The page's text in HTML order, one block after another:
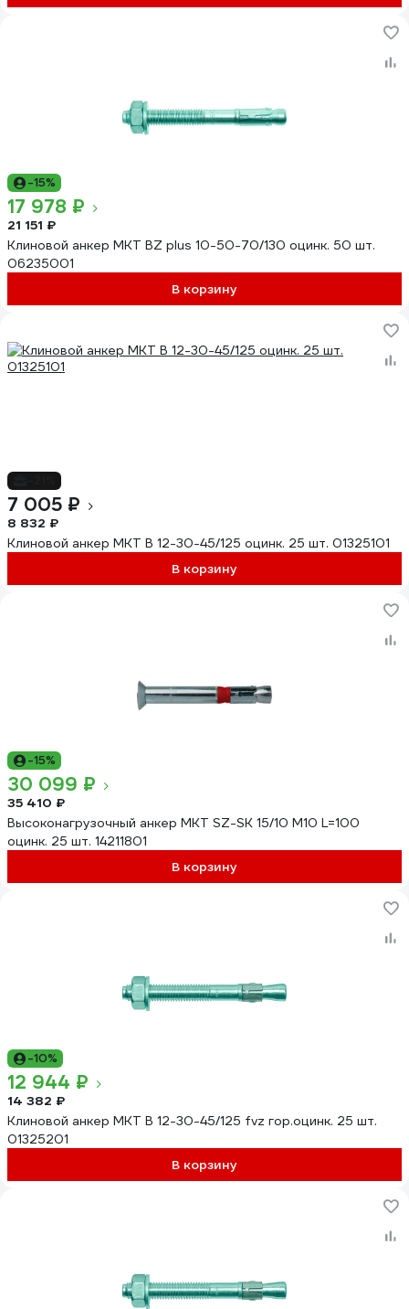
-15%
17 978 ₽
21 151 ₽
Клиновой анкер MKT BZ plus 10-50-70/130 оцинк. 50 шт.
06235001
В корзину
7 005 ₽
8 832 ₽
Клиновой анкер MKT B 12-30-45/125 оцинк. 25 шт. 01325101
В корзину
-15%
30 099 ₽
35 410 ₽
Высоконагрузочный анкер MKT SZ-SK 15/10 М10 L=100
оцинк. 25 шт. 14211801
В корзину
-10%
12 944 ₽
14 382 ₽
Клиновой анкер MKT В 12-30-45/125 fvz гор.оцинк. 25 шт.
01325201
В корзину